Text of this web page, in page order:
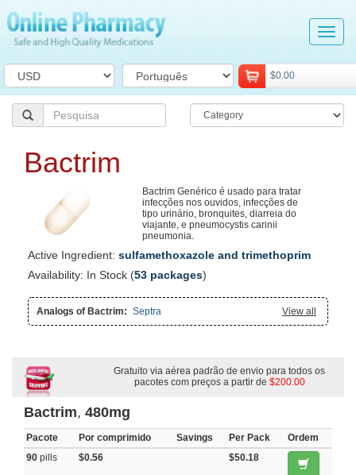
$0.00
Bactrim
Bactrim Genérico é usado para tratar
infecções nos ouvidos, infecções de
tipo urinário, bronquites, diarreia do
viajante, e pneumocystis carinii
pneumonia.
Active Ingredient: sulfamethoxazole and trimethoprim
Availability: In Stock (53 packages)
View all
Analogs of Bactrim: Septra
Gratuito via aérea padrão de envio para todos os
pacotes com preços a partir de $200.00
Bactrim, 480mg
Pacote Por comprimido Savings Per Pack
Ordem
90 pills $0.56 $50.18